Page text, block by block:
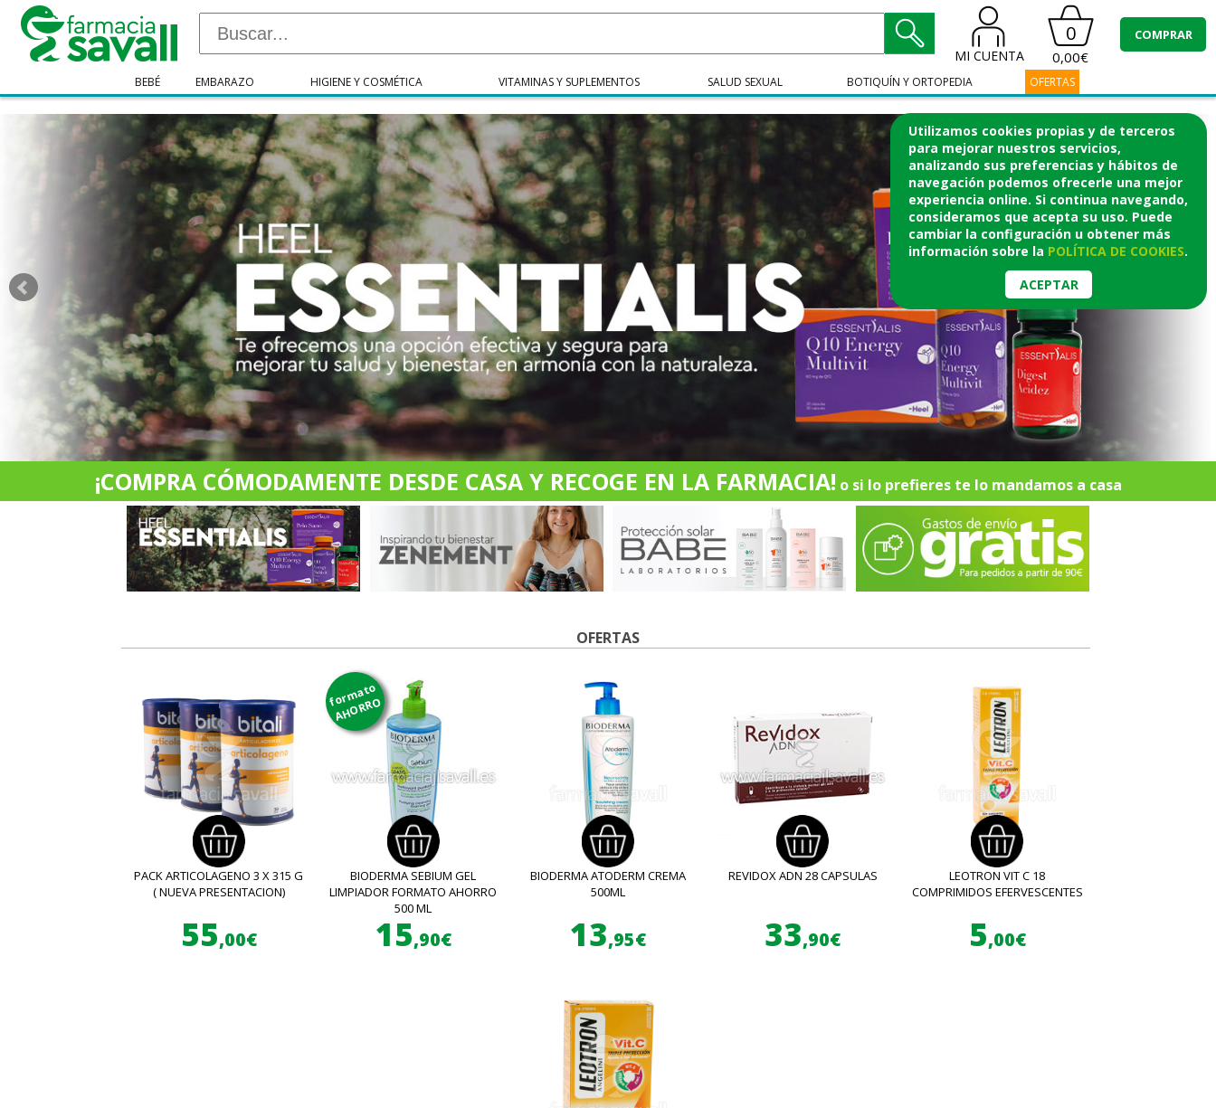
Utilizamos cookies propias y de terceros
para mejorar nuestros servicios,
analizando sus preferencias y hábitos de
navegación podemos ofrecerle una mejor
experiencia online. Si continua navegando,
consideramos que acepta su uso. Puede
cambiar la configuración u obtener más
información sobre la POLÍTICA DE COOKIES.
ACEPTAR
MI CUENTA
0
0,00€
COMPRAR
BEBÉ EMBARAZO HIGIENE Y COSMÉTICA VITAMINAS Y SUPLEMENTOS SALUD SEXUAL BOTIQUÍN Y ORTOPEDIA OFERTAS
¡COMPRA CÓMODAMENTE DESDE CASA Y RECOGE EN LA FARMACIA! o si lo prefieres te lo mandamos a casa
OFERTAS
PACK ARTICOLAGENO 3 X 315 G
( NUEVA PRESENTACION)
55,00€
formato
AHORRO
BIODERMA SEBIUM GEL
LIMPIADOR FORMATO AHORRO
500 ML
15,90€
BIODERMA ATODERM CREMA
500ML
13,95€
REVIDOX ADN 28 CAPSULAS
33,90€
LEOTRON VIT C 18
COMPRIMIDOS EFERVESCENTES
5,00€